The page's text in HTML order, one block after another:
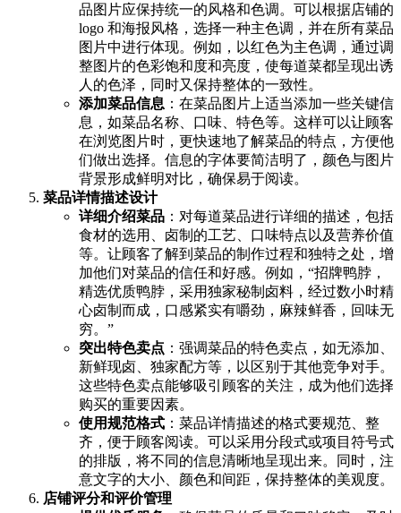
品图片应保持统一的风格和色调。可以根据店铺的
logo 和海报风格，选择一种主色调，并在所有菜品
图片中进行体现。例如，以红色为主色调，通过调
整图片的色彩饱和度和亮度，使每道菜都呈现出诱
人的色泽，同时又保持整体的一致性。
添加菜品信息 ：在菜品图片上适当添加一些关键信
息，如菜品名称、口味、特色等。这样可以让顾客
在浏览图片时，更快速地了解菜品的特点，方便他
们做出选择。信息的字体要简洁明了，颜色与图片
背景形成鲜明对比，确保易于阅读。
菜品详情描述设计
详细介绍菜品 ：对每道菜品进行详细的描述，包括
食材的选用、卤制的工艺、口味特点以及营养价值
等。让顾客了解到菜品的制作过程和独特之处，增
加他们对菜品的信任和好感。例如，“招牌鸭脖，
精选优质鸭脖，采用独家秘制卤料，经过数小时精
心卤制而成，口感紧实有嚼劲，麻辣鲜香，回味无
穷。”
突出特色卖点 ：强调菜品的特色卖点，如无添加、
新鲜现卤、独家配方等，以区别于其他竞争对手。
这些特色卖点能够吸引顾客的关注，成为他们选择
购买的重要因素。
使用规范格式 ：菜品详情描述的格式要规范、整
齐，便于顾客阅读。可以采用分段式或项目符号式
的排版，将不同的信息清晰地呈现出来。同时，注
意文字的大小、颜色和间距，保持整体的美观度。
店铺评分和评价管理